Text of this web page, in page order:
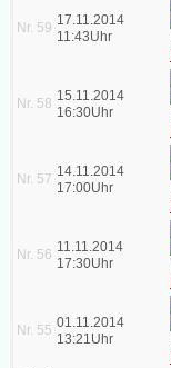
Nr. 59 17.11.2014
11:43Uhr
Nr. 58 15.11.2014
16:30Uhr
Nr. 57 14.11.2014
17:00Uhr
Nr. 56 11.11.2014
17:30Uhr
Nr. 55 01.11.2014
13:21Uhr